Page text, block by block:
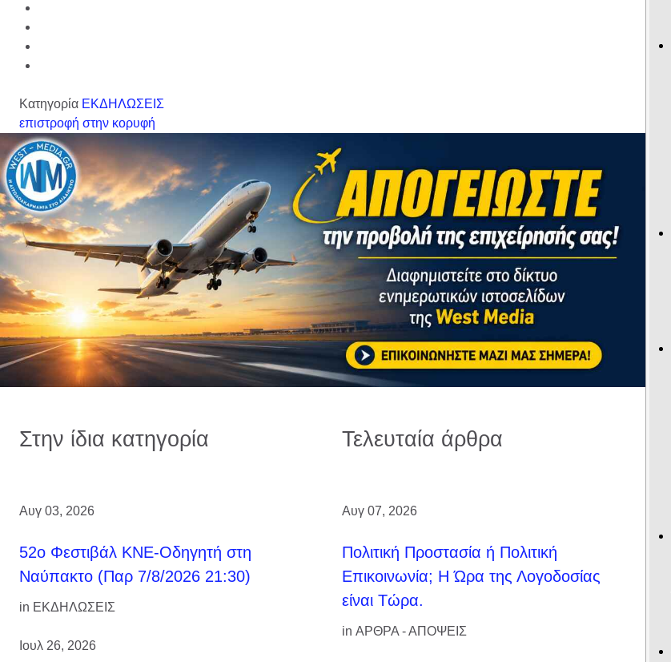
Κατηγορία ΕΚΔΗΛΩΣΕΙΣ
επιστροφή στην κορυφή
Στην ίδια κατηγορία
Αυγ 03, 2026
52ο Φεστιβάλ ΚΝΕ-Οδηγητή στη
Ναύπακτο (Παρ 7/8/2026 21:30)
in ΕΚΔΗΛΩΣΕΙΣ
Ιουλ 26, 2026
Τελευταία άρθρα
Αυγ 07, 2026
Πολιτική Προστασία ή Πολιτική
Επικοινωνία; Η Ώρα της Λογοδοσίας
είναι Τώρα.
inΑΡΘΡΑ - ΑΠΟΨΕΙΣ